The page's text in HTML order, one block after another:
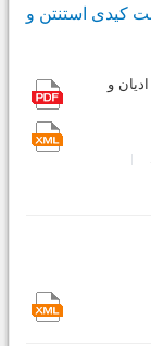
کیدی استنتن و
و